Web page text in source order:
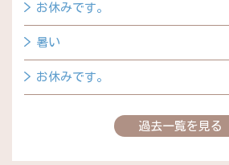
お休みです。
暑い
お休みです。
過去一覧を見る